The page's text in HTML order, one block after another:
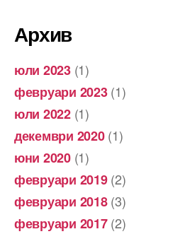
Архив
юли 2023(1)
февруари 2023(1)
юли 2022(1)
декември 2020(1)
юни 2020(1)
февруари 2019(2)
февруари 2018(3)
февруари 2017(2)